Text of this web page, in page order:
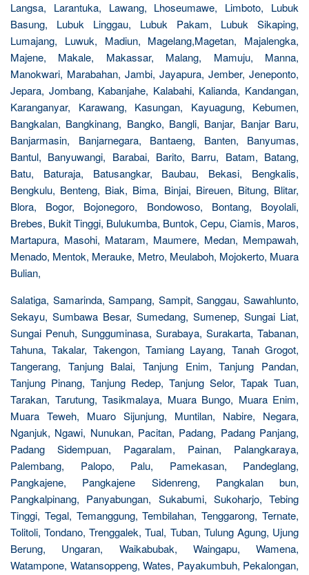
Langsa, Larantuka, Lawang, Lhoseumawe, Limboto, Lubuk
Basung, Lubuk Linggau, Lubuk Pakam, Lubuk Sikaping,
Lumajang, Luwuk, Madiun, Magelang,Magetan, Majalengka,
Majene, Makale, Makassar, Malang, Mamuju, Manna,
Manokwari, Marabahan, Jambi, Jayapura, Jember, Jeneponto,
Jepara, Jombang, Kabanjahe, Kalabahi, Kalianda, Kandangan,
Karanganyar, Karawang, Kasungan, Kayuagung, Kebumen,
Bangkalan, Bangkinang, Bangko, Bangli, Banjar, Banjar Baru,
Banjarmasin, Banjarnegara, Bantaeng, Banten, Banyumas,
Bantul, Banyuwangi, Barabai, Barito, Barru, Batam, Batang,
Batu, Baturaja, Batusangkar, Baubau, Bekasi, Bengkalis,
Bengkulu, Benteng, Biak, Bima, Binjai, Bireuen, Bitung, Blitar,
Blora, Bogor, Bojonegoro, Bondowoso, Bontang, Boyolali,
Brebes, Bukit Tinggi, Bulukumba, Buntok, Cepu, Ciamis, Maros,
Martapura, Masohi, Mataram, Maumere, Medan, Mempawah,
Menado, Mentok, Merauke, Metro, Meulaboh, Mojokerto, Muara
Bulian,
Salatiga, Samarinda, Sampang, Sampit, Sanggau, Sawahlunto,
Sekayu, Sumbawa Besar, Sumedang, Sumenep, Sungai Liat,
Sungai Penuh, Sungguminasa, Surabaya, Surakarta, Tabanan,
Tahuna, Takalar, Takengon, Tamiang Layang, Tanah Grogot,
Tangerang, Tanjung Balai, Tanjung Enim, Tanjung Pandan,
Tanjung Pinang, Tanjung Redep, Tanjung Selor, Tapak Tuan,
Tarakan, Tarutung, Tasikmalaya, Muara Bungo, Muara Enim,
Muara Teweh, Muaro Sijunjung, Muntilan, Nabire, Negara,
Nganjuk, Ngawi, Nunukan, Pacitan, Padang, Padang Panjang,
Padang Sidempuan, Pagaralam, Painan, Palangkaraya,
Palembang, Palopo, Palu, Pamekasan, Pandeglang,
Pangkajene, Pangkajene Sidenreng, Pangkalan bun,
Pangkalpinang, Panyabungan, Sukabumi, Sukoharjo, Tebing
Tinggi, Tegal, Temanggung, Tembilahan, Tenggarong, Ternate,
Tolitoli, Tondano, Trenggalek, Tual, Tuban, Tulung Agung, Ujung
Berung, Ungaran, Waikabubak, Waingapu, Wamena,
Watampone, Watansoppeng, Wates, Payakumbuh, Pekalongan,